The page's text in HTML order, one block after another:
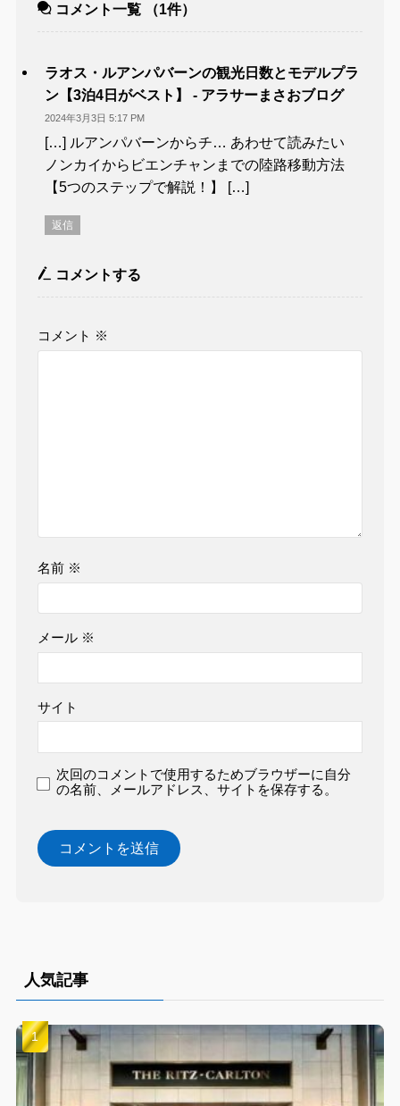
コメント一覧 （1件）
ラオス・ルアンパバーンの観光日数とモデルプラ
ン【3泊4日がベスト】 - アラサーまさおブログ
2024年3月3日 5:17 PM
[…] ルアンパバーンからチ… あわせて読みたい
ノンカイからビエンチャンまでの陸路移動方法
【5つのステップで解説！】 […]
返信
コメントする
コメント ※
名前 ※
メール ※
サイト
次回のコメントで使用するためブラウザーに自分
の名前、メールアドレス、サイトを保存する。
人気記事